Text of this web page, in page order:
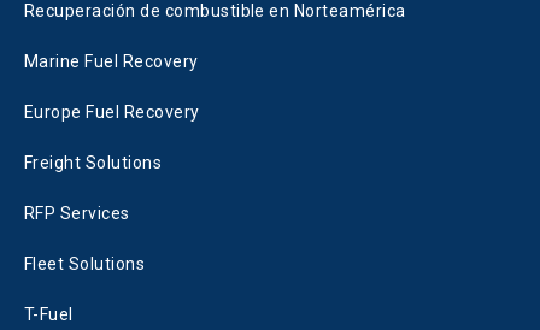
Recuperación de combustible en Norteamérica
Marine Fuel Recovery
Europe Fuel Recovery
Freight Solutions
RFP Services
Fleet Solutions
T-Fuel